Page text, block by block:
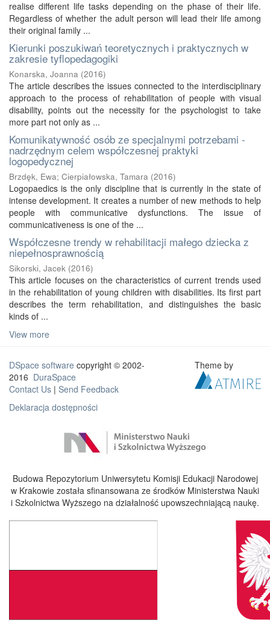
realise different life tasks depending on the phase of their life.
Regardless of whether the adult person will lead their life among
their original family ...
Kierunki poszukiwań teoretycznych i praktycznych w
zakresie tyflopedagogiki
Konarska, Joanna (2016)
The article describes the issues connected to the interdisciplinary
approach to the process of rehabilitation of people with visual
disability, points out the necessity for the psychologist to take
more part not only as ...
Komunikatywność osób ze specjalnymi potrzebami -
nadrzędnym celem współczesnej praktyki
logopedycznej
Brzdęk, Ewa; Cierpiałowska, Tamara (2016)
Logopaedics is the only discipline that is currently in the state of
intense development. It creates a number of new methods to help
people with communicative dysfunctions. The issue of
communicativeness is one of the ...
Współczesne trendy w rehabilitacji małego dziecka z
niepełnosprawnością
Sikorski, Jacek (2016)
This article focuses on the characteristics of current trends used
in the rehabilitation of young children with disabilities. Its first part
describes the term rehabilitation, and distinguishes the basic
kinds of ...
View more
DSpace software copyright © 2002-
2016 DuraSpace
Contact Us | Send Feedback
Deklaracja dostępności
Theme by
Budowa Repozytorium Uniwersytetu Komisji Edukacji Narodowej
w Krakowie została sfinansowana ze środków Ministerstwa Nauki
i Szkolnictwa Wyższego na działalność upowszechniającą naukę.